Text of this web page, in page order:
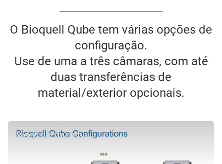
O Bioquell Qube tem várias opções de
configuração.
Use de uma a três câmaras, com até
duas transferências de
material/exterior opcionais.
Vídeo do YouTube